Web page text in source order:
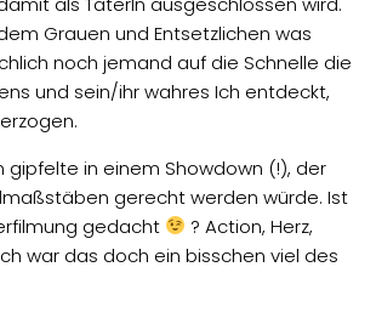
Grauen und Entsetzlichen was
noch jemand auf die Schnelle die
und sein/ihr wahres Ich entdeckt,
gipfelte in einem Showdown (!), der
gerecht werden würde. Ist
gedacht
? Action, Herz,
war das doch ein bisschen viel des